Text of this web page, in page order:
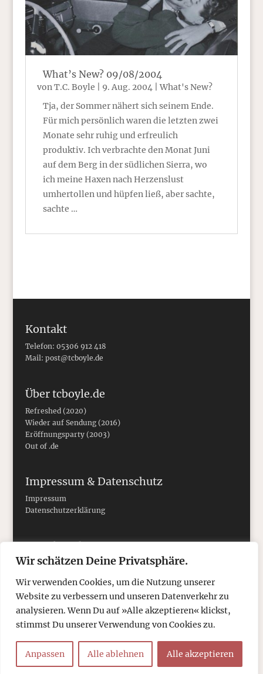
Wir schätzen Deine Privatsphäre.
Wir verwenden Cookies, um die Nutzung unserer
Website zu verbessern und unseren Datenverkehr zu
analysieren. Wenn Du auf »Alle akzeptieren« klickst,
stimmst Du unserer Verwendung von Cookies zu.
Anpassen Alle ablehnen Alle akzeptieren
What’s New? 09/08/2004
von T.C. Boyle 9. Aug. 2004 |What's New?
Tja, der Sommer nähert sich seinem Ende.
Für mich persönlich waren die letzten zwei
Monate sehr ruhig und erfreulich
produktiv. Ich verbrachte den Monat Juni
auf dem Berg in der südlichen Sierra, wo
ich meine Haxen nach Herzenslust
umhertollen und hüpfen ließ, aber sachte,
sachte …
Kontakt
Telefon: 05306 912 418
Mail: post@tcboyle.de
Über tcboyle.de
Refreshed (2020)
Wieder auf Sendung (2016)
Eröffnungsparty (2003)
Out of .de
Impressum & Datenschutz
Impressum
Datenschutzerklärung
Social Media